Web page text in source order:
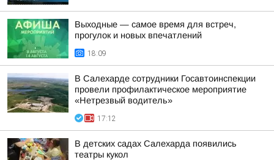
Выходные — самое время для встреч,
прогулок и новых впечатлений
18:09
В Салехарде сотрудники Госавтоинспекции
провели профилактическое мероприятие
«Нетрезвый водитель»
17:12
В детских садах Салехарда появились
театры кукол